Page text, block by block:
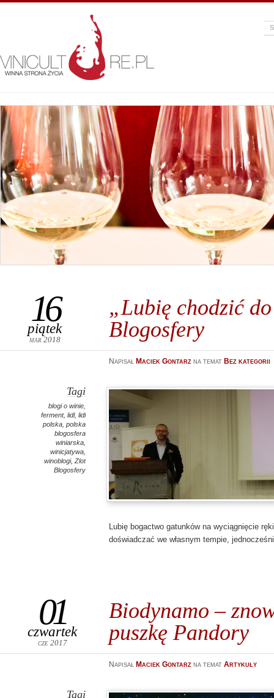
„Lubię chodzić
Blogosfery
16
piątek
mar 2018
Napisał Maciek Gontarz na temat Bez kategorii
Tagi
blogi o winie
ferment, lidl, lidl
polska polska
blogosfera
winiarska
winicjatywa
winoblogi, Zlot
Blogosfery
Lubię bogactwo gatunków na wyciągnięcie
doświadczać we własnym tempie,
Biodynamo –
puszkę Pandory
01
czwartek
cze 2017
Napisał Maciek Gontarz na temat Artykuły
Tagi